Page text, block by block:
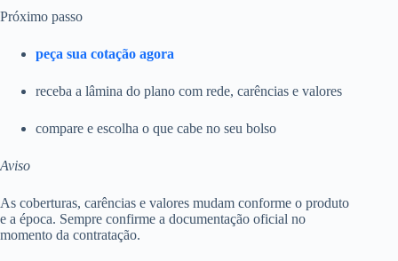
Próximo passo
peça sua cotação agora
receba a lâmina do plano com rede, carências e valores
compare e escolha o que cabe no seu bolso
Aviso
As coberturas, carências e valores mudam conforme o produto
e a época. Sempre confirme a documentação oficial no
momento da contratação.